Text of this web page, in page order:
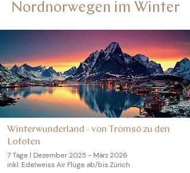
Nordnorwegen im Winter
Winterwunderland - von Tromsö zu den
Lofoten
7 Tage | Dezember 2025 - März 2026
inkl. Edelweiss Air Flüge ab/bis Zürich